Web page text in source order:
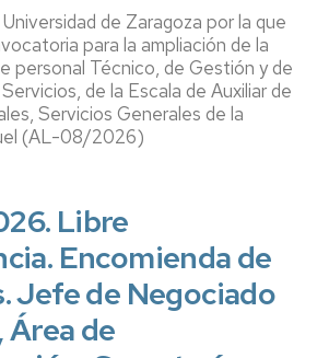
de Zaragoza por la que
para la ampliación de la
personal Técnico, de Gestión y de
de la Escala de Auxiliar de
Servicios Generales de la
(AL-08/2026)
Libre
Encomienda de
Jefe de Negociado
Área de